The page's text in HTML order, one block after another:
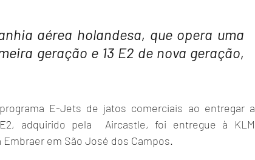
aérea holandesa, que opera uma
geração e 13 E2 de nova geração,
E-Jets de jatos comerciais ao entregar a
adquirido pela  Aircastle, foi entregue à KLM
em São José dos Campos.